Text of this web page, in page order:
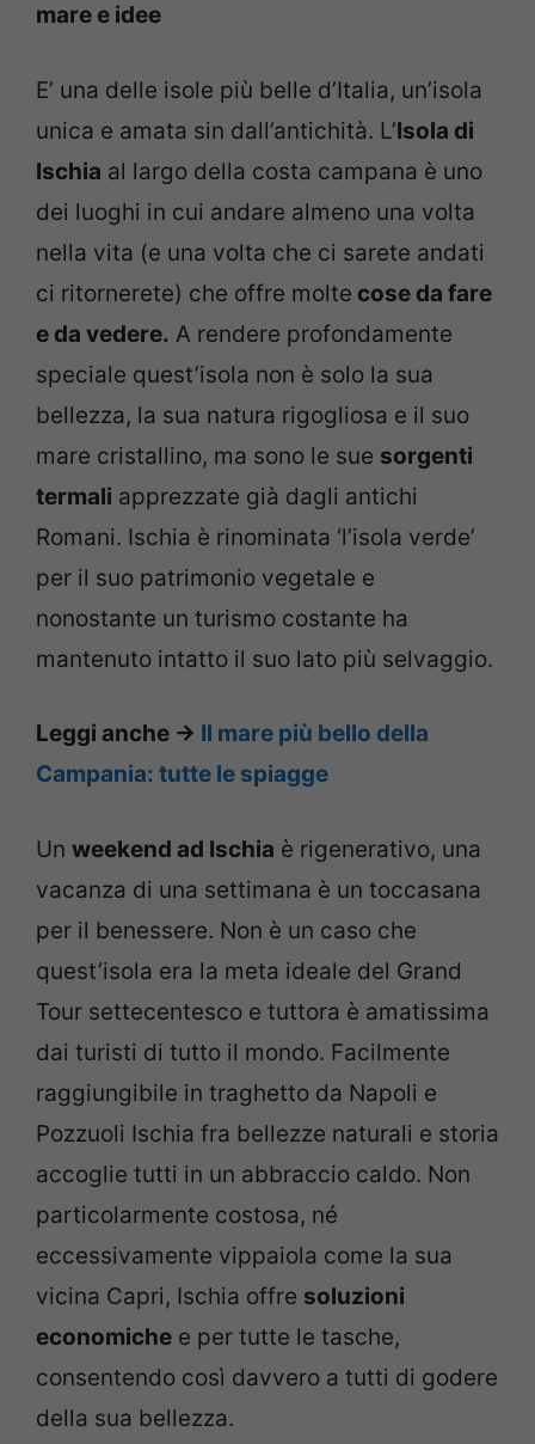
mare e idee
E’ una delle isole più belle d’Italia, un’isola
unica e amata sin dall’antichità. L’Isola di
Ischia al largo della costa campana è uno
dei luoghi in cui andare almeno una volta
nella vita (e una volta che ci sarete andati
ci ritornerete) che offre molte cose da fare
e da vedere. A rendere profondamente
speciale quest’isola non è solo la sua
bellezza, la sua natura rigogliosa e il suo
mare cristallino, ma sono le sue sorgenti
termali apprezzate già dagli antichi
Romani. Ischia è rinominata ‘l’isola verde’
per il suo patrimonio vegetale e
nonostante un turismo costante ha
mantenuto intatto il suo lato più selvaggio.
Leggi anche -> Il mare più bello della
Campania: tutte le spiagge
Un weekend ad Ischia è rigenerativo, una
vacanza di una settimana è un toccasana
per il benessere. Non è un caso che
quest’isola era la meta ideale del Grand
Tour settecentesco e tuttora è amatissima
dai turisti di tutto il mondo. Facilmente
raggiungibile in traghetto da Napoli e
Pozzuoli Ischia fra bellezze naturali e storia
accoglie tutti in un abbraccio caldo. Non
particolarmente costosa, né
eccessivamente vippaiola come la sua
vicina Capri, Ischia offre soluzioni
economiche e per tutte le tasche,
consentendo così davvero a tutti di godere
della sua bellezza.